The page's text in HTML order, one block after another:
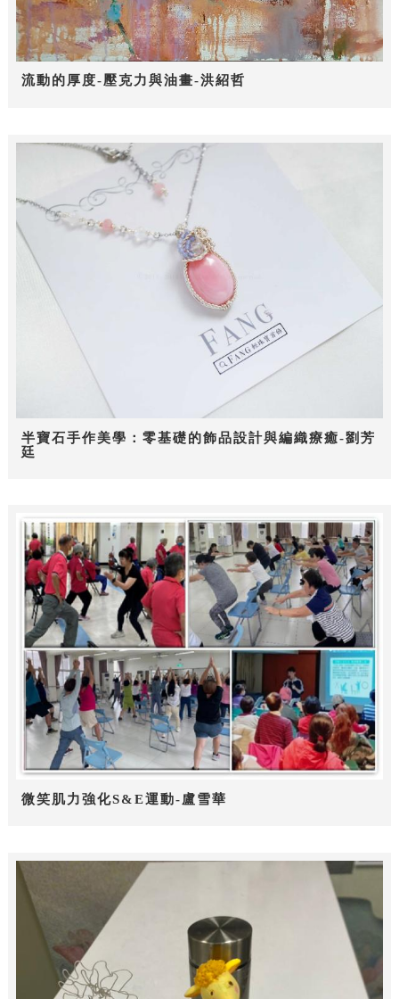
流動的厚度-壓克力與油畫-洪紹哲
半寶石手作美學：零基礎的飾品設計與編織療癒-劉芳
廷
微笑肌力強化S&E運動-盧雪華